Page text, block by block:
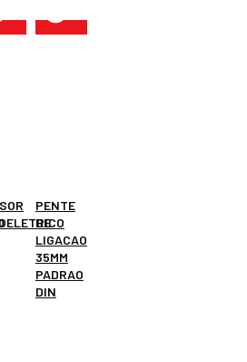
PENTE
DE
LIGACAO
35MM
PADRAO
DIN